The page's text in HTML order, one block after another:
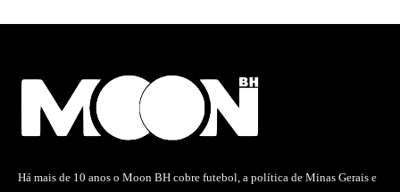
Há mais de 10 anos o Moon BH cobre futebol, a política de Minas Gerais e